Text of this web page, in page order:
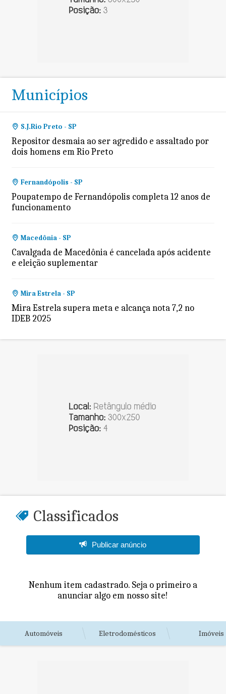
Municípios
S.J.Rio Preto - SP
Repositor desmaia ao ser agredido e assaltado por
dois homens em Rio Preto
Fernandópolis - SP
Poupatempo de Fernandópolis completa 12 anos de
funcionamento
Macedônia - SP
Cavalgada de Macedônia é cancelada após acidente
e eleição suplementar
Mira Estrela - SP
Mira Estrela supera meta e alcança nota 7,2 no
IDEB 2025
Classificados
Publicar anúncio
Nenhum item cadastrado. Seja o primeiro a
anunciar algo em nosso site!
Automóveis Eletrodomésticos Imóveis